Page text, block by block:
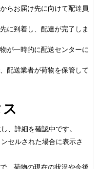
らお届け先に向けて配達員
に到着し、配達が完了しま
が一時的に配送センターに
配送業者が荷物を保管して
、詳細を確認中です。
セルされた場合に表示さ
、荷物の現在の状況や今後